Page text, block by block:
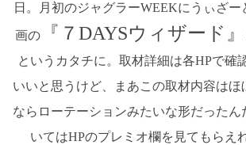
日。月初のジャグラーWEEKにうぃざー
画の 『７DAYSウィザード』
というカタチに。取材詳細は各HPで確
いいと思うけど、まあこの取材内容はほ
ならローテーションみたいな形だったん
いてはHPのプレミオ欄を見てもらえ